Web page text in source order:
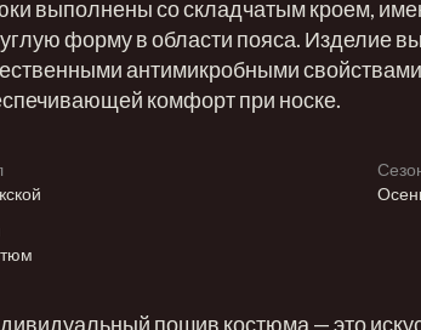
выполнены со складчатым кроем,
форму в области пояса. Изделие
антимикробными
комфорт при носке.
пошив костюма — это